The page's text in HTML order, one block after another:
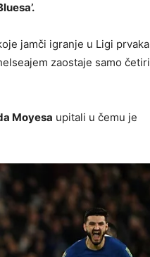
jamči igranje u Ligi prvaka
zaostaje samo četiri
Moyesa upitali u čemu je